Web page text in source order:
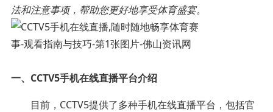
法和注意事项，帮助您更好地享受体育盛宴。
一、CCTV5手机在线直播平台介绍
目前，CCTV5提供了多种手机在线直播平台，包括官